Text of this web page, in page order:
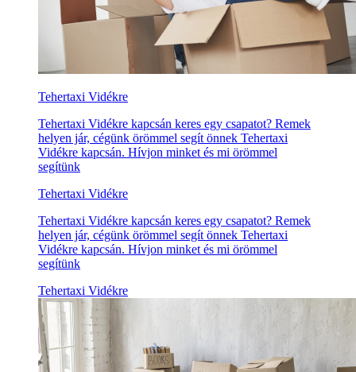
Tehertaxi Vidékre
Tehertaxi Vidékre kapcsán keres egy csapatot? Remek
helyen jár, cégünk örömmel segít önnek Tehertaxi
Vidékre kapcsán. Hívjon minket és mi örömmel
segítünk
Tehertaxi Vidékre
Tehertaxi Vidékre kapcsán keres egy csapatot? Remek
helyen jár, cégünk örömmel segít önnek Tehertaxi
Vidékre kapcsán. Hívjon minket és mi örömmel
segítünk
Tehertaxi Vidékre